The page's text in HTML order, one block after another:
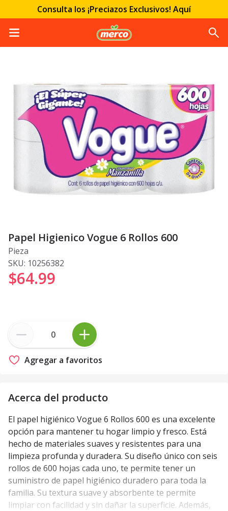
Consulta los ¡Preciazos Exclusivos! Aquí
Papel Higienico Vogue 6 Rollos 600
Pieza
SKU: 10256382
$64.99
Agregar a favoritos
Acerca del producto
El papel higiénico Vogue 6 Rollos 600 es una excelente
opción para mantener tu hogar limpio y fresco. Está
hecho de materiales suaves y resistentes para una
limpieza profunda y duradera. Su diseño único con seis
rollos de 600 hojas cada uno, te permite tener un
suministro de papel higiénico duradero para toda la
familia. Su textura suave y absorbente te permite
limpiar con facilidad y sin dañar la superficie. Además,